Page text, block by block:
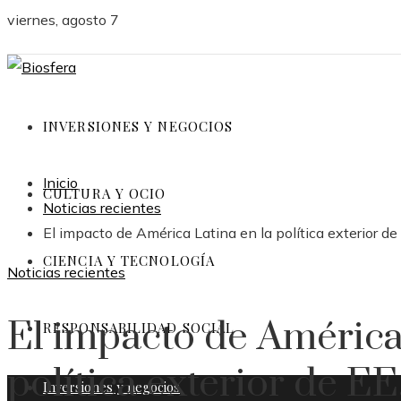
viernes, agosto 7
INVERSIONES Y NEGOCIOS
CULTURA Y OCIO
CIENCIA Y TECNOLOGÍA
RESPONSABILIDAD SOCIAL
Inversiones y negocios
Inicio
Noticias recientes
El impacto de América Latina en la política exterior de
Noticias recientes
El impacto de
política exterior de